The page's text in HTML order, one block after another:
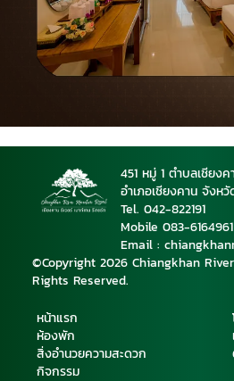
451 หมู่ 1 ตำบลเชียงค
อำเภอเชียงคาน จังหวั
Tel. 042-822191
Mobile 083-6164961
Email :
©Copyright 2026 Chiangkhan
Rights Reserved.
หน้าแรก
ห้องพัก
สิ่งอำนวยความสะดวก
กิจกรรม